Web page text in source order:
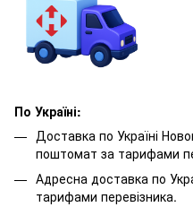
По Україні:
Доставка по Україні
поштомат за тарифами
Адресна доставка по
тарифами перевізника.